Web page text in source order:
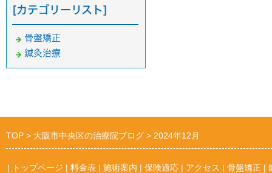
[カテゴリーリスト]
骨盤矯正
鍼灸治療
TOP 大阪市中央区の治療院ブログ 2024年12月
| トップページ | 料金表 | 施術案内 | 保険適応 | アクセス | 骨盤矯正 |